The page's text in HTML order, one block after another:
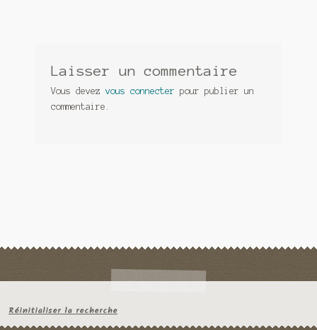
Laisser un commentaire
Vous devez vous connecter pour publier un
commentaire.
Réinitialiser la recherche